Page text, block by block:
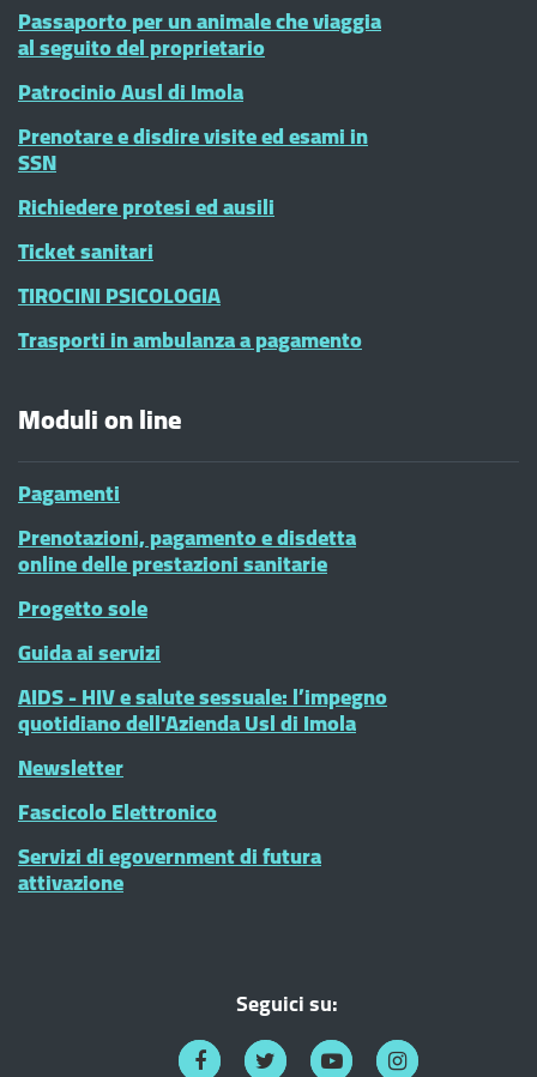
Passaporto per un animale che viaggia
al seguito del proprietario
Patrocinio Ausl di Imola
Prenotare e disdire visite ed esami in
SSN
Richiedere protesi ed ausili
Ticket sanitari
TIROCINI PSICOLOGIA
Trasporti in ambulanza a pagamento
Moduli on line
Pagamenti
Prenotazioni, pagamento e disdetta
online delle prestazioni sanitarie
Progetto sole
Guida ai servizi
AIDS - HIV e salute sessuale: l’impegno
quotidiano dell'Azienda Usl di Imola
Newsletter
Fascicolo Elettronico
Servizi di egovernment di futura
attivazione
Seguici su: